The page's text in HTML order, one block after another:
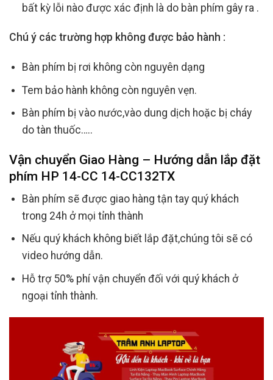
bất kỳ lỗi nào được xác định là do bàn phím gây ra .
Chú ý các trường hợp không được bảo hành :
Bàn phím bị rơi không còn nguyên dạng
Tem bảo hành không còn nguyên vẹn.
Bàn phím bị vào nước,vào dung dịch hoặc bị cháy
do tàn thuốc…..
Vận chuyển Giao Hàng – Hướng dẫn lắp đặt
phím HP 14-CC 14-CC132TX
Bàn phím sẽ được giao hàng tận tay quý khách
trong 24h ở mọi tỉnh thành
Nếu quý khách không biết lắp đặt,chúng tôi sẽ có
video hướng dẫn.
Hỗ trợ 50% phí vận chuyển đối với quý khách ở
ngoại tỉnh thành.